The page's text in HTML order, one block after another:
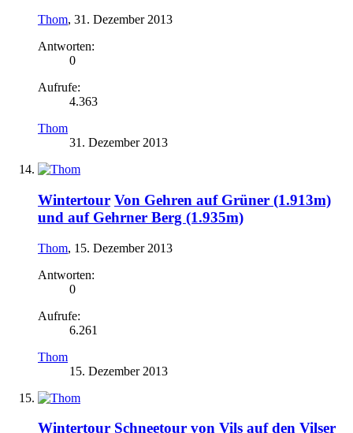
Thom, 31. Dezember 2013
Antworten:
0
Aufrufe:
4.363
Thom
31. Dezember 2013
Wintertour Von Gehren auf Grüner (1.913m)
und auf Gehrner Berg (1.935m)
Thom, 15. Dezember 2013
Antworten:
0
Aufrufe:
6.261
Thom
15. Dezember 2013
Wintertour Schneetour von Vils auf den Vilser